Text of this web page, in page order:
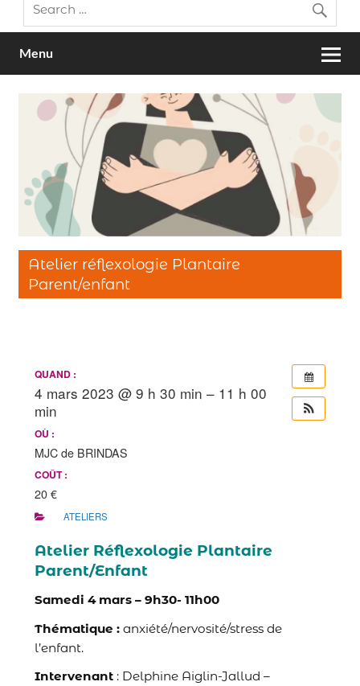
Menu
Atelier réflexologie Plantaire
Parent/enfant
QUAND :
4 mars 2023 @ 9 h 30 min – 11 h 00
min
OÙ :
MJC de BRINDAS
COÛT :
20 €
ATELIERS
Atelier Réflexologie Plantaire
Parent/Enfant
Samedi 4 mars – 9h30- 11h00
Thématique : anxiété/nervosité/stress de
l’enfant.
Intervenant: Delphine Aiglin-Jallud –